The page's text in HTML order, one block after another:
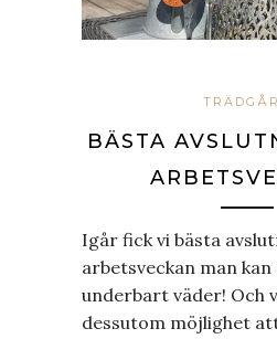
BÄSTA
Igår fick vi bästa
arbetsveckan man kan
underbart väder! Och
dessutom möjlighet